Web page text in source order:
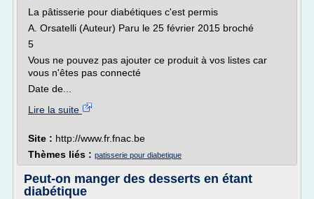
La pâtisserie pour diabétiques c'est permis
A. Orsatelli (Auteur) Paru le 25 février 2015 broché
5
Vous ne pouvez pas ajouter ce produit à vos listes car
vous n'êtes pas connecté
Date de...
Lire la suite
Site : http://www.fr.fnac.be
Thèmes liés : patisserie pour diabetique
Peut-on manger des desserts en étant
diabétique